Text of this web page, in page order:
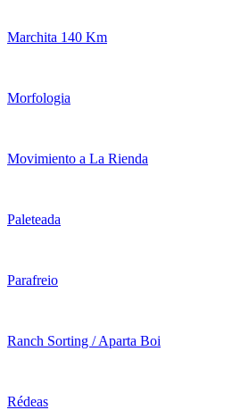
Marchita 140 Km
Morfologia
Movimiento a La Rienda
Paleteada
Parafreio
Ranch Sorting / Aparta Boi
Rédeas